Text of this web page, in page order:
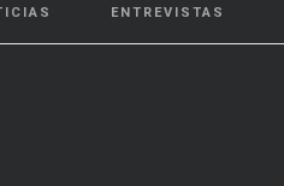
ENTREVISTAS